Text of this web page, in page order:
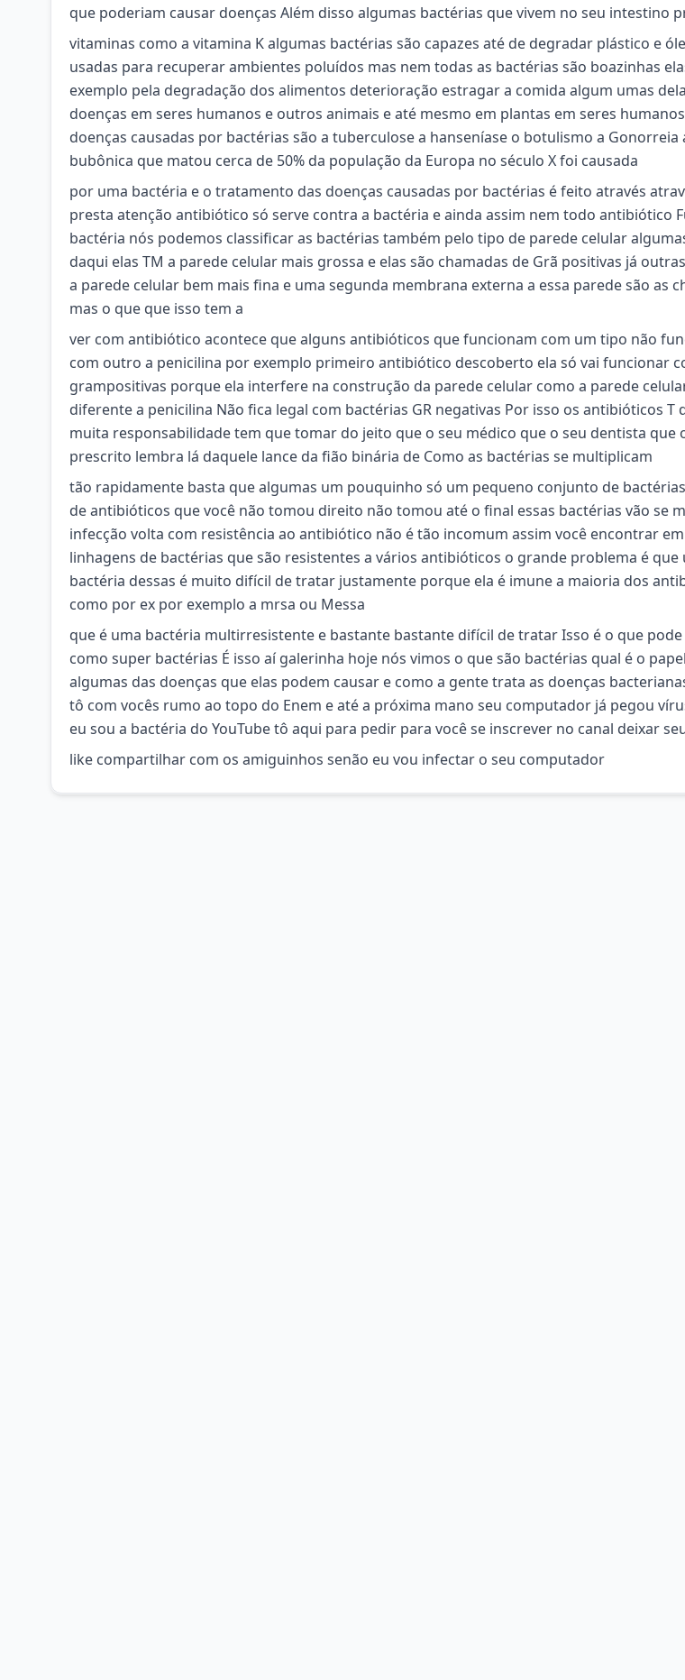
que poderiam causar doenças Além disso algumas bactérias que vivem no seu intestino
vitaminas como a vitamina K algumas bactérias são capazes até de degradar plástico e
usadas para recuperar ambientes poluídos mas nem todas as bactérias são boazinhas
exemplo pela degradação dos alimentos deterioração estragar a comida algum umas
doenças em seres humanos e outros animais e até mesmo em plantas em seres
doenças causadas por bactérias são a tuberculose a hanseníase o botulismo a Gonorreia
bubônica que matou cerca de 50% da população da Europa no século X foi causada
por uma bactéria e o tratamento das doenças causadas por bactérias é feito através
presta atenção antibiótico só serve contra a bactéria e ainda assim nem todo antibiótico
bactéria nós podemos classificar as bactérias também pelo tipo de parede celular
daqui elas TM a parede celular mais grossa e elas são chamadas de Grã positivas já
a parede celular bem mais fina e uma segunda membrana externa a essa parede são as
mas o que que isso tem a
ver com antibiótico acontece que alguns antibióticos que funcionam com um tipo não
com outro a penicilina por exemplo primeiro antibiótico descoberto ela só vai funcionar
grampositivas porque ela interfere na construção da parede celular como a parede
diferente a penicilina Não fica legal com bactérias GR negativas Por isso os antibióticos T
muita responsabilidade tem que tomar do jeito que o seu médico que o seu dentista que
prescrito lembra lá daquele lance da fião binária de Como as bactérias se multiplicam
tão rapidamente basta que algumas um pouquinho só um pequeno conjunto de
de antibióticos que você não tomou direito não tomou até o final essas bactérias vão se
infecção volta com resistência ao antibiótico não é tão incomum assim você encontrar
linhagens de bactérias que são resistentes a vários antibióticos o grande problema é
bactéria dessas é muito difícil de tratar justamente porque ela é imune a maioria dos
como por ex por exemplo a mrsa ou Messa
que é uma bactéria multirresistente e bastante bastante difícil de tratar Isso é o que
como super bactérias É isso aí galerinha hoje nós vimos o que são bactérias qual é o
algumas das doenças que elas podem causar e como a gente trata as doenças
tô com vocês rumo ao topo do Enem e até a próxima mano seu computador já pegou
eu sou a bactéria do YouTube tô aqui para pedir para você se inscrever no canal deixar
like compartilhar com os amiguinhos senão eu vou infectar o seu computador